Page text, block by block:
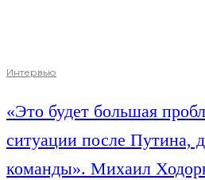
Интервью
«Это будет большая
ситуации после Путина,
команды». Михаил